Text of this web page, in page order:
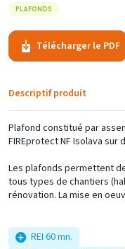
PLAFONDS
Télécharger le PDF
Descriptif produit
Plafond constitué par
FIREprotect NF Isolava
Les plafonds permettent
tous types de chantiers
rénovation. La mise en
REI 60 mn.